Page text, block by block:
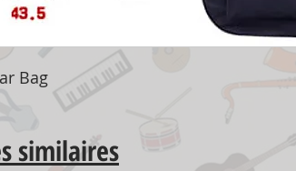
Bag
similaires